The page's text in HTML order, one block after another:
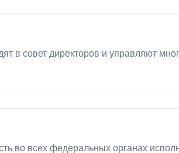
в совет директоров и управляют
во всех федеральных органах